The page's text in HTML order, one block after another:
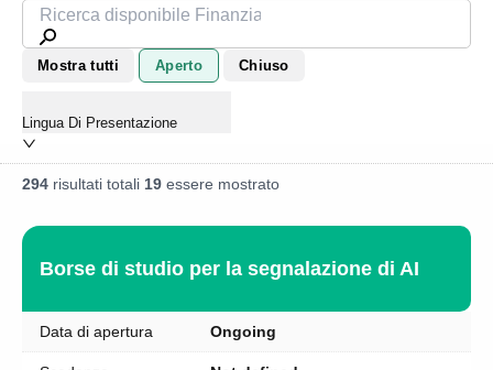
Mostra tutti Aperto Chiuso
Lingua Di Presentazione
294 risultati totali 19 essere mostrato
Borse di studio per la segnalazione di AI
Data di apertura Ongoing